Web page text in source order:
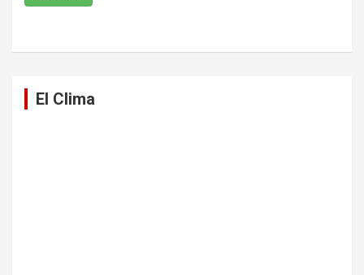
El Clima